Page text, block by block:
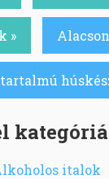
»
italok